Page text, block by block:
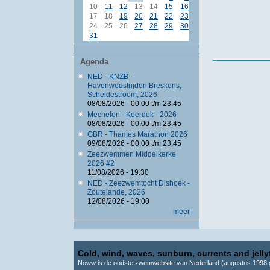
10
11 12 13 14 15
16
17
18 19 20 21 22
23
24
25 26 27 28 29
30
31
Agenda
NED - KNZB -
Havenwedstrijden Breskens,
Scheldestroom, 2026
08/08/2026 - 00:00t/m 23:45
Mechelen - Keerdok - 2026
08/08/2026 - 00:00t/m 23:45
GBR - Thames Marathon 2026
09/08/2026 - 00:00t/m 23:45
Zeezwemmen Middelkerke
2026 #2
11/08/2026 - 19:30
NED - Zeezwemtocht Dishoek -
Zoutelande, 2026
12/08/2026 - 19:00
meer
Cold, wind, waves, sunburn, currents and
Noww is de oudste zwemwebsite van Nederland (augustus 1998